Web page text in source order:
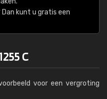
kunt u gratis een
C
voor een vergroting